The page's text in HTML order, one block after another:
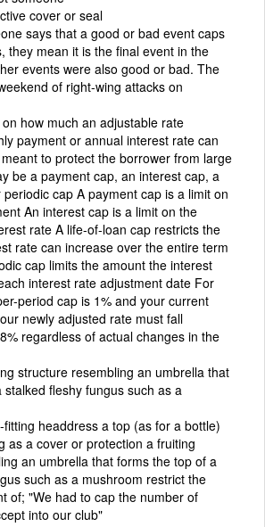
cover or seal
says that a good or bad event caps
they mean it is the final event in the
events were also good or bad. The
of right-wing attacks on
how much an adjustable rate
payment or annual interest rate can
to protect the borrower from large
be a payment cap, an interest cap, a
cap A payment cap is a limit on
An interest cap is a limit on the
rate A life-of-loan cap restricts the
rate can increase over the entire term
cap limits the amount the interest
interest rate adjustment date For
period cap is 1% and your current
newly adjusted rate must fall
regardless of actual changes in the
structure resembling an umbrella that
fleshy fungus such as a
fitting headdress a top (as for a bottle)
as a cover or protection a fruiting
an umbrella that forms the top of a
such as a mushroom restrict the
of; "We had to cap the number of
into our club"